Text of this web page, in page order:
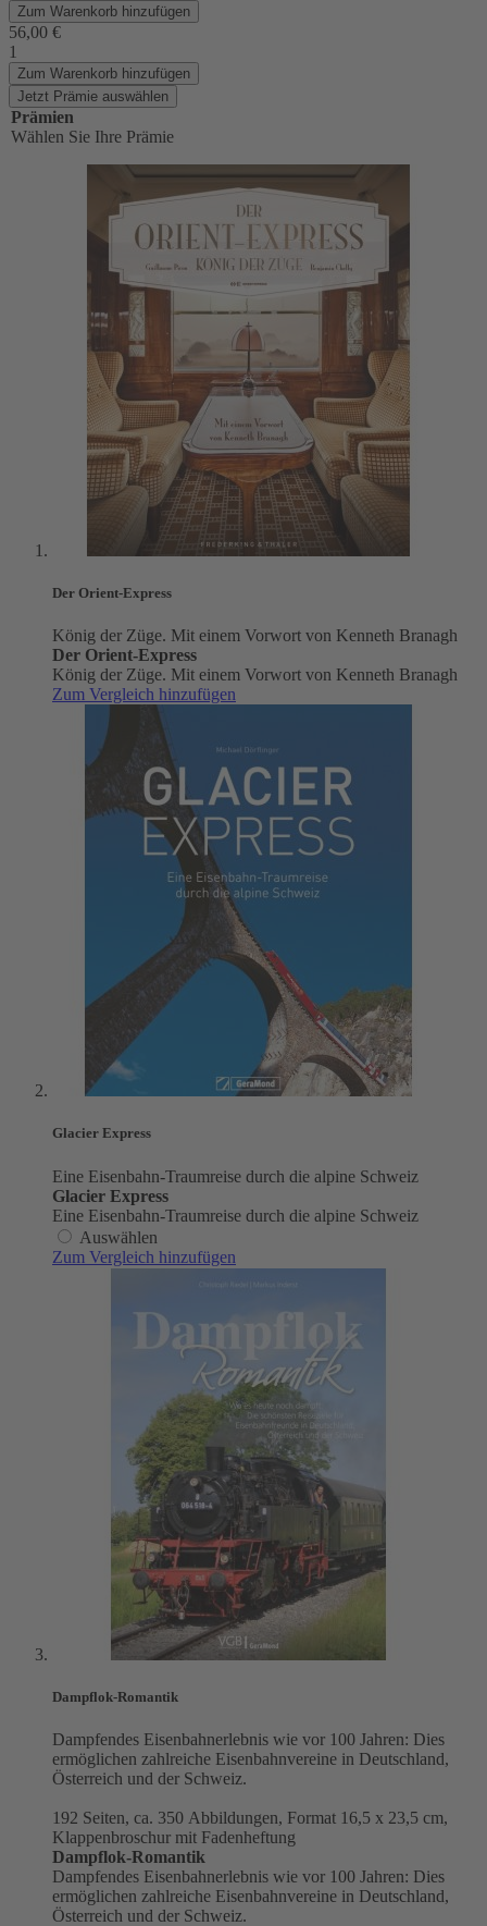
Zum Warenkorb hinzufügen
56,00 €
1
Zum Warenkorb hinzufügen
Jetzt Prämie auswählen
Prämien
Wählen Sie Ihre Prämie
Der Orient-Express
König der Züge. Mit einem Vorwort von Kenneth Branagh
Der Orient-Express
König der Züge. Mit einem Vorwort von Kenneth Branagh
Zum Vergleich hinzufügen
Glacier Express
Eine Eisenbahn-Traumreise durch die alpine Schweiz
Glacier Express
Eine Eisenbahn-Traumreise durch die alpine Schweiz
Auswählen
Zum Vergleich hinzufügen
Dampflok-Romantik
Dampfendes Eisenbahnerlebnis wie vor 100 Jahren: Dies
ermöglichen zahlreiche Eisenbahnvereine in Deutschland,
Österreich und der Schweiz.
192 Seiten, ca. 350 Abbildungen, Format 16,5 x 23,5 cm,
Klappenbroschur mit Fadenheftung
Dampflok-Romantik
Dampfendes Eisenbahnerlebnis wie vor 100 Jahren: Dies
ermöglichen zahlreiche Eisenbahnvereine in Deutschland,
Österreich und der Schweiz.